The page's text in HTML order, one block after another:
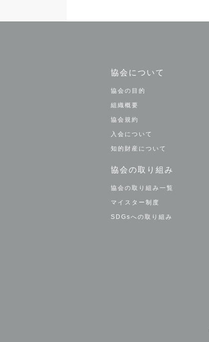
協会について
協会の目的
組織概要
協会規約
入会について
知的財産について
協会の取り組み
協会の取り組み一覧
マイスター制度
SDGsへの取り組み